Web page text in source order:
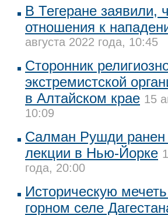
В Тегеране заявили,
отношения к
августа 2022 года, 10:45
Сторонник
экстремистской
в Алтайском крае 15
10:09
Салман Рушди ранен
лекции в Нью-Йорке
года, 20:00
Историческую
горном селе